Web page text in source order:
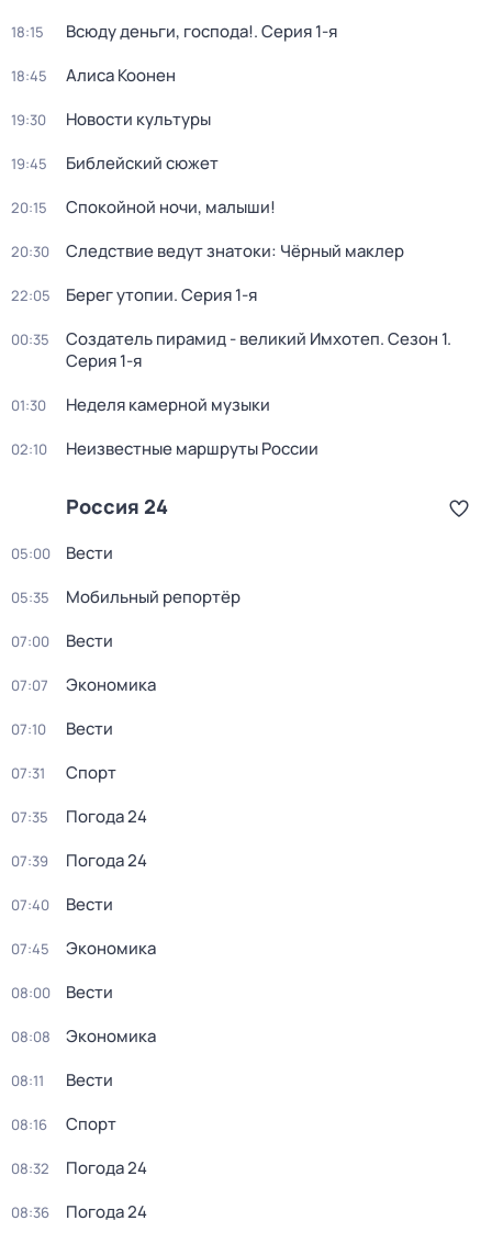
18:15 Всюду деньги, господа!. Серия 1-я
18:45 Алиса Коонен
19:30 Новости культуры
19:45 Библейский сюжет
20:15 Спокойной ночи, малыши!
20:30 Следствие ведут знатоки: Чёрный маклер
22:05 Берег утопии. Серия 1-я
00:35 Создатель пирамид - великий Имхотеп. Сезон 1.
Серия 1-я
01:30 Неделя камерной музыки
02:10 Неизвестные маршруты России
Россия 24
05:00 Вести
05:35 Мобильный репортёр
07:00 Вести
07:07 Экономика
07:10 Вести
07:31 Спорт
07:35 Погода 24
07:39 Погода 24
07:40 Вести
07:45 Экономика
08:00 Вести
08:08 Экономика
08:11 Вести
08:16 Спорт
08:32 Погода 24
08:36 Погода 24